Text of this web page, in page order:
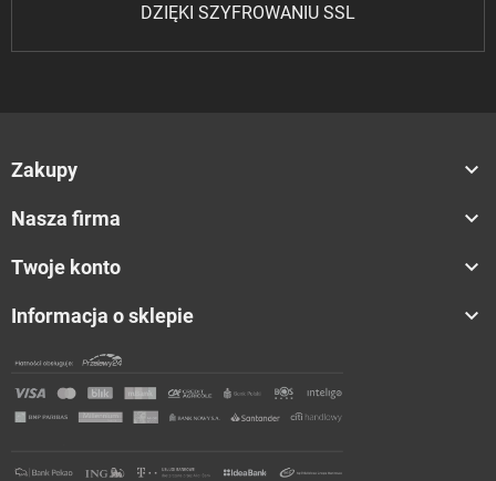
DZIĘKI SZYFROWANIU SSL
Zakupy 
Nasza firma 
Twoje konto 
Informacja o sklepie 